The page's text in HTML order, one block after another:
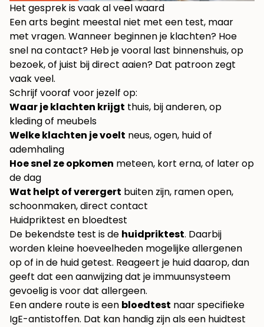
Het gesprek is vaak al veel waard
Een arts begint meestal niet met een test, maar
met vragen. Wanneer beginnen je klachten? Hoe
snel na contact? Heb je vooral last binnenshuis, op
bezoek, of juist bij direct aaien? Dat patroon zegt
vaak veel.
Schrijf vooraf voor jezelf op:
Waar je klachten krijgt thuis, bij anderen, op
kleding of meubels
Welke klachten je voelt neus, ogen, huid of
ademhaling
Hoe snel ze opkomen meteen, kort erna, of later op
de dag
Wat helpt of verergert buiten zijn, ramen open,
schoonmaken, direct contact
Huidpriktest en bloedtest
De bekendste test is de huidpriktest. Daarbij
worden kleine hoeveelheden mogelijke allergenen
op of in de huid getest. Reageert je huid daarop, dan
geeft dat een aanwijzing dat je immuunsysteem
gevoelig is voor dat allergeen.
Een andere route is een bloedtest naar specifieke
IgE-antistoffen. Dat kan handig zijn als een huidtest